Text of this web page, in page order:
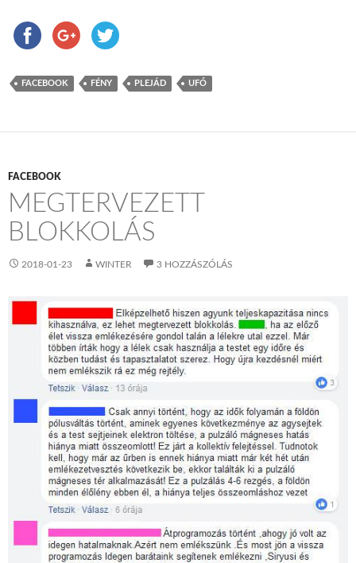
FACEBOOK FÉNY PLEJÁD UFÓ
FACEBOOK
MEGTERVEZETT
BLOKKOLÁS
2018-01-23 WINTER 3 HOZZÁSZÓLÁS